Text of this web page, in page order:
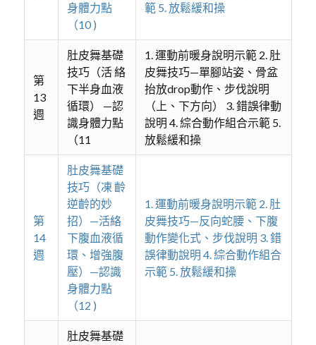
身體力點
（10 )
範 5. 放鬆緩和操
第
13
週
肚皮舞基礎
技巧（活 絡
下半身血液
循環） —認
識身體力點
（11
1. 運動前暖身說明示範 2. 肚
皮舞技巧—單腳站姿、骨盆
抬放drop動作、步伐說明
（上、下方向） 3. 錯誤律動
說明 4. 綜合動作組合示範 5.
放鬆緩和操
第
14
週
肚皮舞基礎
技巧（凍 齡
逆齡的妙
招）—活絡
下腹血液循
環、增強腹
壓）—認識
身體力點
（12 )
1. 運動前暖身說明示範 2. 肚
皮舞技巧—反向蛇腰、下腹
動作變化式、步伐說明 3. 錯
誤律動說明 4. 綜合動作組合
示範 5. 放鬆緩和操
肚皮舞基礎